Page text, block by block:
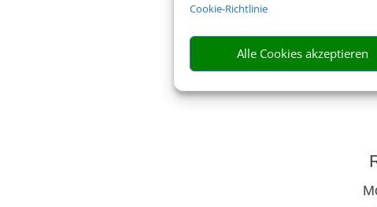
Cookie-Richtlinie
Alle Cookies akzeptieren